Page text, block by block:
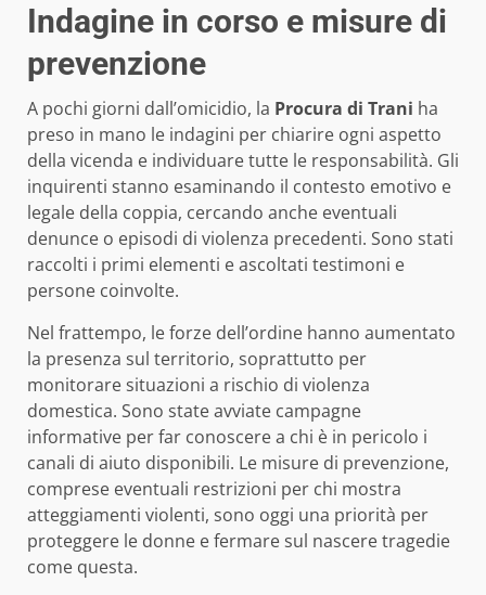
Indagine in corso e misure di
prevenzione
A pochi giorni dall’omicidio, la Procura di Trani ha
preso in mano le indagini per chiarire ogni aspetto
della vicenda e individuare tutte le responsabilità. Gli
inquirenti stanno esaminando il contesto emotivo e
legale della coppia, cercando anche eventuali
denunce o episodi di violenza precedenti. Sono stati
raccolti i primi elementi e ascoltati testimoni e
persone coinvolte.
Nel frattempo, le forze dell’ordine hanno aumentato
la presenza sul territorio, soprattutto per
monitorare situazioni a rischio di violenza
domestica. Sono state avviate campagne
informative per far conoscere a chi è in pericolo i
canali di aiuto disponibili. Le misure di prevenzione,
comprese eventuali restrizioni per chi mostra
atteggiamenti violenti, sono oggi una priorità per
proteggere le donne e fermare sul nascere tragedie
come questa.